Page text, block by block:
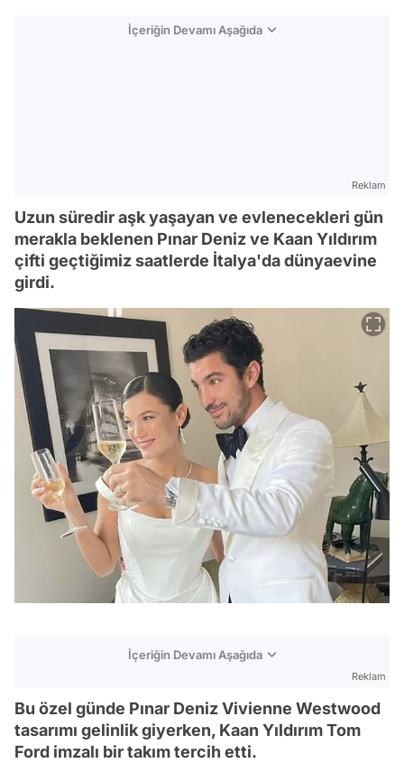
İçeriğin Devamı Aşağıda
Reklam
Uzun süredir aşk yaşayan ve evlenecekleri gün
merakla beklenen Pınar Deniz ve Kaan Yıldırım
çifti geçtiğimiz saatlerde İtalya'da dünyaevine
girdi.
İçeriğin Devamı Aşağıda
Reklam
Bu özel günde Pınar Deniz Vivienne Westwood
tasarımı gelinlik giyerken, Kaan Yıldırım Tom
Ford imzalı bir takım tercih etti.